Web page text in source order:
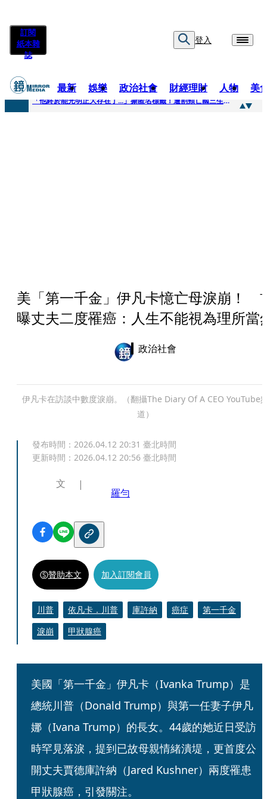
訂閱
紙本雜
誌
登入
最新 娛樂 政治社會 財經理財 人物 美
快訊
「他終於能光明正大存在了...」撕匿名標籤！遭割頸亡國三生「楊承勳」真名解禁 乾妹法庭抗辯引眾怒
美「第一千金」伊凡卡憶亡母淚崩！
曝丈夫二度罹癌：人生不能視為理所當
政治社會
伊凡卡在訪談中數度淚崩。（翻攝The Diary Of A CEO YouTube
道）
發布時間： 2026.04.12 20:31 臺北時間
更新時間： 2026.04.12 20:56 臺北時間
文
羅勻
贊助本文 加入訂閱會員
川普 依凡卡．川普 庫許納 癌症
第一千金
淚崩
甲狀腺癌
美國「第一千金」伊凡卡（Ivanka Trump）是
總統川普（Donald Trump）與第一任妻子伊凡
娜（Ivana Trump）的長女。44歲的她近日受訪
時罕見落淚，提到已故母親情緒潰堤，更首度公
開丈夫賈德庫許納（Jared Kushner）兩度罹患
甲狀腺癌，引發關注。